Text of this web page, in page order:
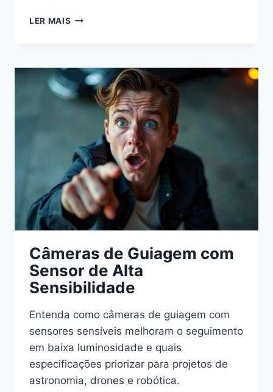
LER MAIS CÂMERAS
COLOR:
REGISTROS
RÁPIDOS
E
PRECISOS
Câmeras de Guiagem com
Sensor de Alta
Sensibilidade
Entenda como câmeras de guiagem com
sensores sensíveis melhoram o seguimento
em baixa luminosidade e quais
especificações priorizar para projetos de
astronomia, drones e robótica.